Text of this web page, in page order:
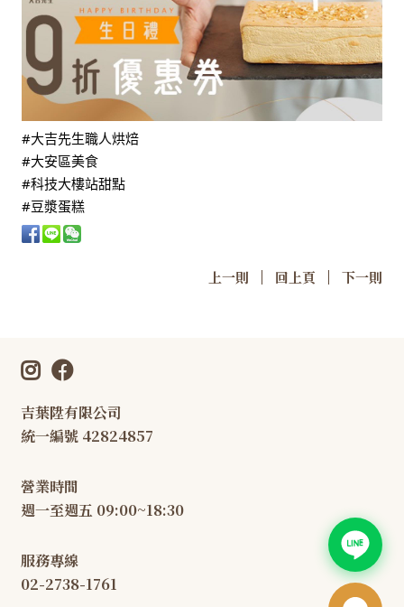
#大吉先生職人烘焙
#大安區美食
#科技大樓站甜點
#豆漿蛋糕
上一則 | 回上頁 |下一則
吉葉陞有限公司
統一編號 42824857
營業時間
週一至週五 09:00~18:30
服務專線
02-2738-1761